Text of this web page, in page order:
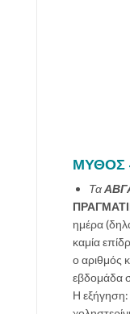
ΜΥΘΟΣ
Τα
ημέρα
καμία
ο αριθμός
εβδομάδα
Η εξήγηση: